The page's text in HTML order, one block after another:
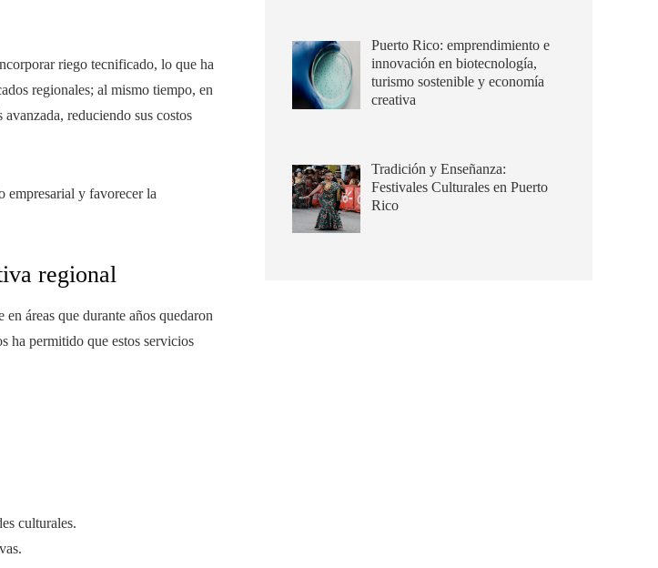
riego tecnificado, lo que ha
regionales; al mismo tiempo, en
reduciendo sus costos
empresarial y favorecer la
regional
áreas que durante años quedaron
ha permitido que estos servicios
culturales.
Puerto Rico: emprendimiento e
innovación en biotecnología,
turismo sostenible y economía
creativa
Tradición y Enseñanza:
Festivales Culturales en Puerto
Rico